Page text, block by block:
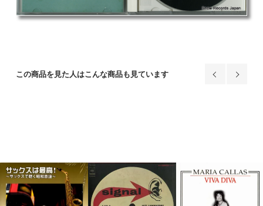
この商品を見た人はこんな商品も見ています